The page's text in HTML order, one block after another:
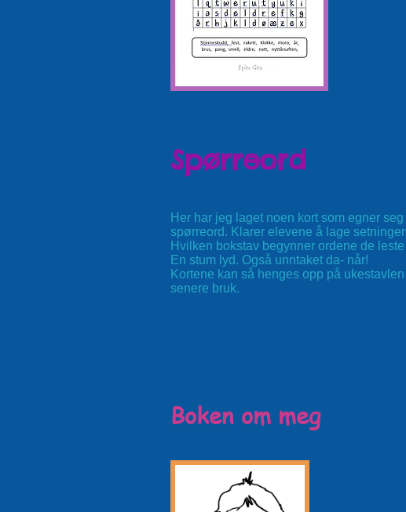
Spørreord
Her har jeg laget noen kort som egner
spørreord. Klarer elevene å lage
Hvilken bokstav begynner ordene de
En stum lyd. Også unntaket da- når!
Kortene kan så henges opp på
senere bruk.
Boken om meg